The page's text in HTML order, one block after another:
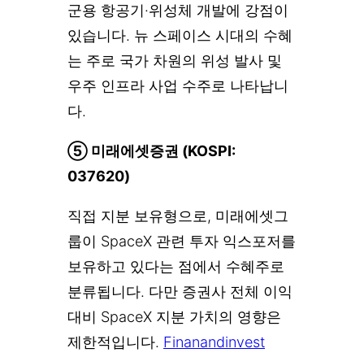
군용 항공기·위성체 개발에 강점이
있습니다. 뉴 스페이스 시대의 수혜
는 주로 국가 차원의 위성 발사 및
우주 인프라 사업 수주로 나타납니
다.
⑤ 미래에셋증권 (KOSPI:
037620)
직접 지분 보유형으로, 미래에셋그
룹이 SpaceX 관련 투자 익스포저를
보유하고 있다는 점에서 수혜주로
분류됩니다. 다만 증권사 전체 이익
대비 SpaceX 지분 가치의 영향은
제한적입니다. Finanandinvest